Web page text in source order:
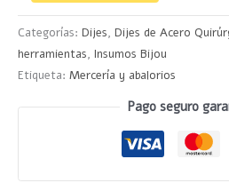
Categorías: Dijes, Dijes de Acero
herramientas, Insumos Bijou
Etiqueta: Mercería y abalorios
Pago seguro